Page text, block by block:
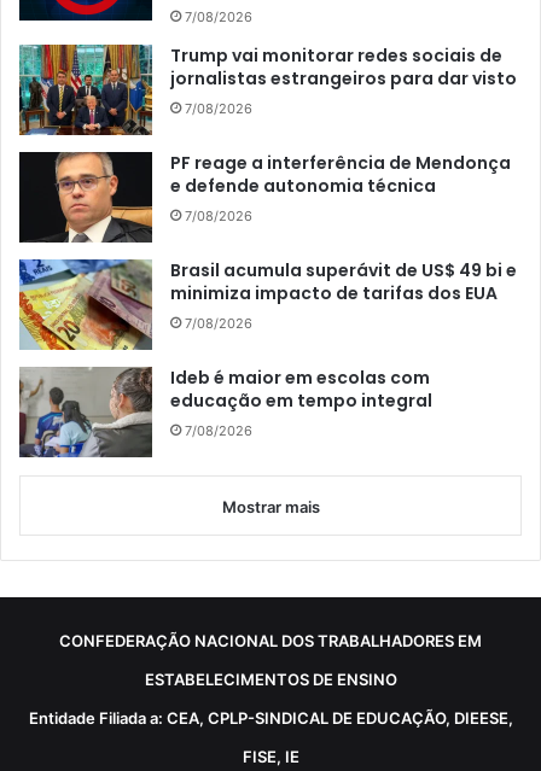
7/08/2026
Trump vai monitorar redes sociais de
jornalistas estrangeiros para dar visto
7/08/2026
PF reage a interferência de Mendonça
e defende autonomia técnica
7/08/2026
Brasil acumula superávit de US$ 49 bi e
minimiza impacto de tarifas dos EUA
7/08/2026
Ideb é maior em escolas com
educação em tempo integral
7/08/2026
Mostrar mais
CONFEDERAÇÃO NACIONAL DOS TRABALHADORES EM
ESTABELECIMENTOS DE ENSINO
Entidade Filiada a: CEA, CPLP-SINDICAL DE EDUCAÇÃO, DIEESE,
FISE, IE